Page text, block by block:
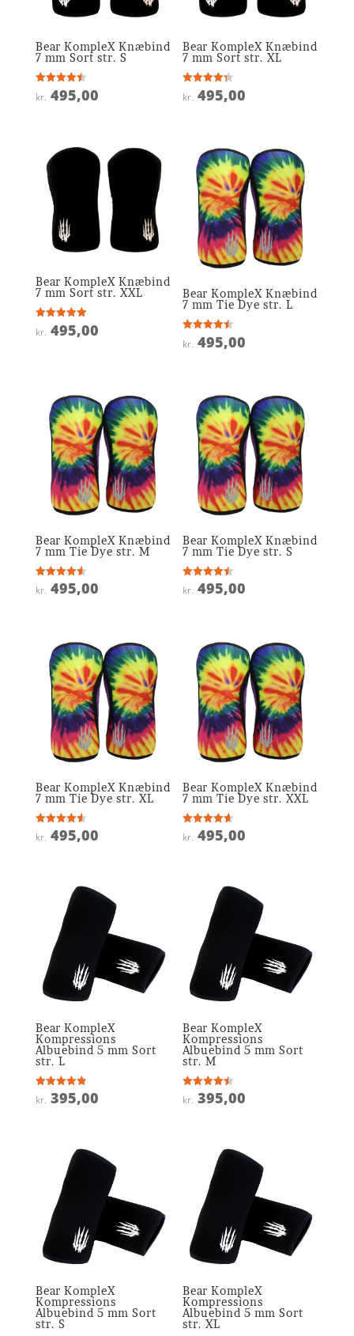
Bear KompleX Knæbind
7 mm Sort str. S
Vurderet
4.5
kr. 495,00
Bear KompleX Knæbind
7 mm Sort str. XL
Vurderet
4.3
kr. 495,00
Bear KompleX Knæbind
7 mm Sort str. XXL
Vurderet
5
kr. 495,00
Bear KompleX Knæbind
7 mm Tie Dye str. L
Vurderet
4.5
kr. 495,00
Bear KompleX Knæbind
7 mm Tie Dye str. M
Vurderet
4.6
kr. 495,00
Bear KompleX Knæbind
7 mm Tie Dye str. S
Vurderet
4.5
kr. 495,00
Bear KompleX Knæbind
7 mm Tie Dye str. XL
Vurderet
4.6
kr. 495,00
Bear KompleX Knæbind
7 mm Tie Dye str. XXL
Vurderet
4.6
kr. 495,00
Bear KompleX
Kompressions
Albuebind 5 mm Sort
str. L
Vurderet
4.9
kr. 395,00
Bear KompleX
Kompressions
Albuebind 5 mm Sort
str. M
Vurderet
4.5
kr. 395,00
Bear KompleX
Kompressions
Albuebind 5 mm Sort
str. S
Bear KompleX
Kompressions
Albuebind 5 mm Sort
str. XL